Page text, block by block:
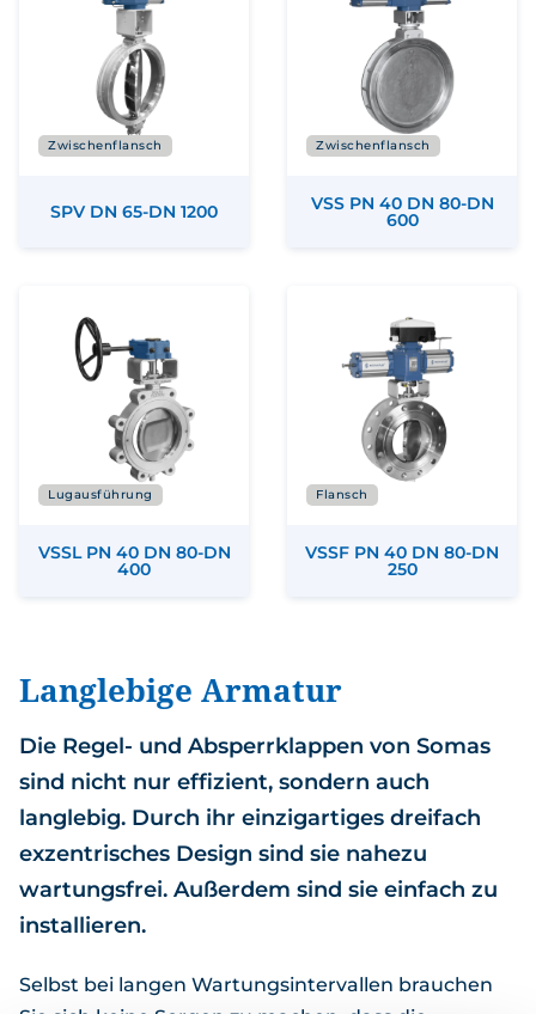
Zwischenflansch
SPV DN 65-DN 1200
Zwischenflansch
VSS PN 40 DN 80-DN
600
Lugausführung
VSSL PN 40 DN 80-DN
400
Flansch
VSSF PN 40 DN 80-DN
250
Langlebige Armatur
Die Regel- und Absperrklappen von Somas
sind nicht nur effizient, sondern auch
langlebig. Durch ihr einzigartiges dreifach
exzentrisches Design sind sie nahezu
wartungsfrei. Außerdem sind sie einfach zu
installieren.
Selbst bei langen Wartungsintervallen brauchen